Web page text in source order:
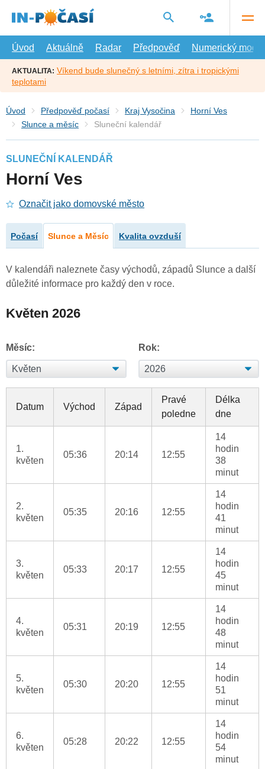
hlavní
Úvod
Aktuálně Radar Předpověď Numerický model
AKTUALITA: Víkend bude slunečný s letními, zítra i tropickými
teplotami
Úvod Předpověď počasí Kraj Vysočina
Horní Ves
Slunce a měsíc
Sluneční kalendář
SLUNEČNÍ KALENDÁŘ
Horní Ves
Označit jako domovské město
Počasí Slunce a Měsíc Kvalita ovzduší
V kalendáři naleznete časy východů, západů Slunce a další
důležité informace pro každý den v roce.
Květen 2026
Měsíc: Rok:
Datum Východ Západ
Pravé
poledne
Délka
dne
1.
květen
05:36 20:14 12:55
14
hodin
38
minut
2.
květen
05:35 20:16 12:55
14
hodin
41
minut
3.
květen
05:33 20:17 12:55
14
hodin
45
minut
4.
květen
05:31 20:19 12:55
14
hodin
48
minut
5.
květen
05:30 20:20 12:55
14
hodin
51
minut
6.
květen
05:28 20:22 12:55
14
hodin
54
minut